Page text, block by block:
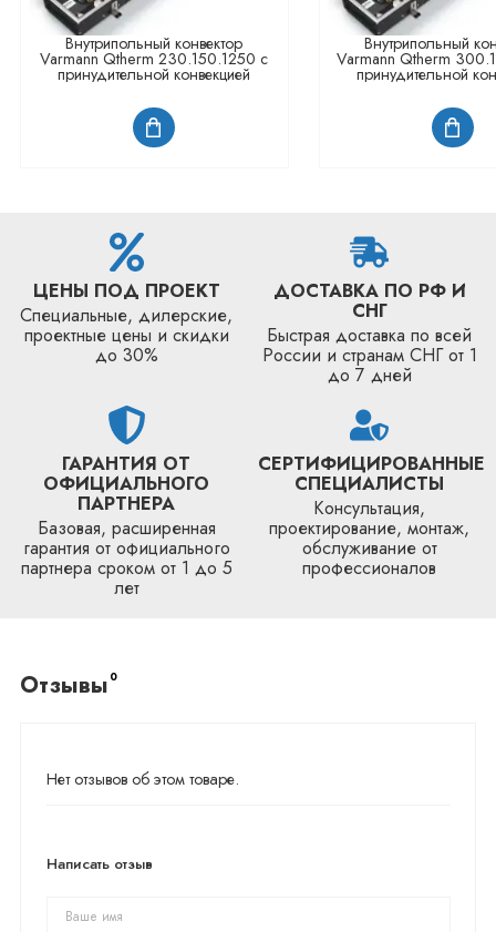
Внутрипольный конвектор
Varmann Qtherm 230.150.1250 с
принудительной конвекцией
Внутрипольный
Varmann Qtherm
принудительной
ЦЕНЫ ПОД ПРОЕКТ
Специальные, дилерские,
проектные цены и скидки
до 30%
ДОСТАВКА ПО РФ И
СНГ
Быстрая доставка по всей
России и странам СНГ от 1
до 7 дней
ГАРАНТИЯ ОТ
ОФИЦИАЛЬНОГО
ПАРТНЕРА
Базовая, расширенная
гарантия от официального
партнера сроком от 1 до 5
лет
СЕРТИФИЦИРОВАННЫЕ
СПЕЦИАЛИСТЫ
Консультация,
проектирование, монтаж,
обслуживание от
профессионалов
Отзывы 0
Нет отзывов об этом товаре.
Написать отзыв